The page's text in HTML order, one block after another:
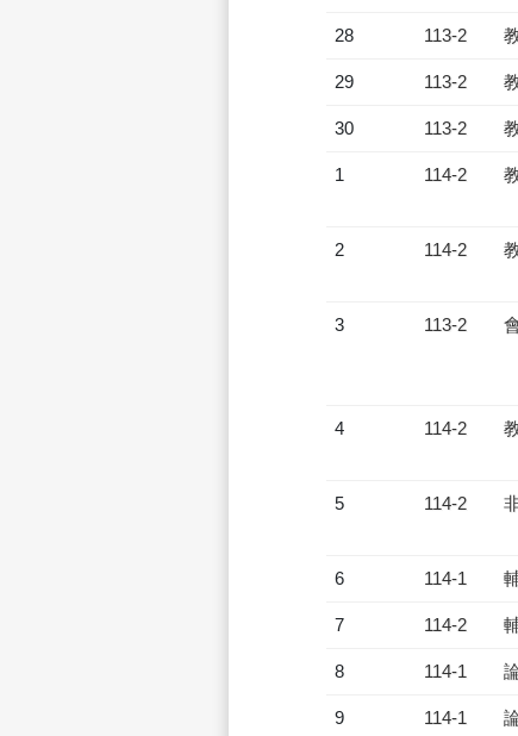
28 113-2
29 113-2
30 113-2
1 114-2
2 114-2
3 113-2
4 114-2
5 114-2
6 114-1
7 114-2
8 114-1
9 114-1